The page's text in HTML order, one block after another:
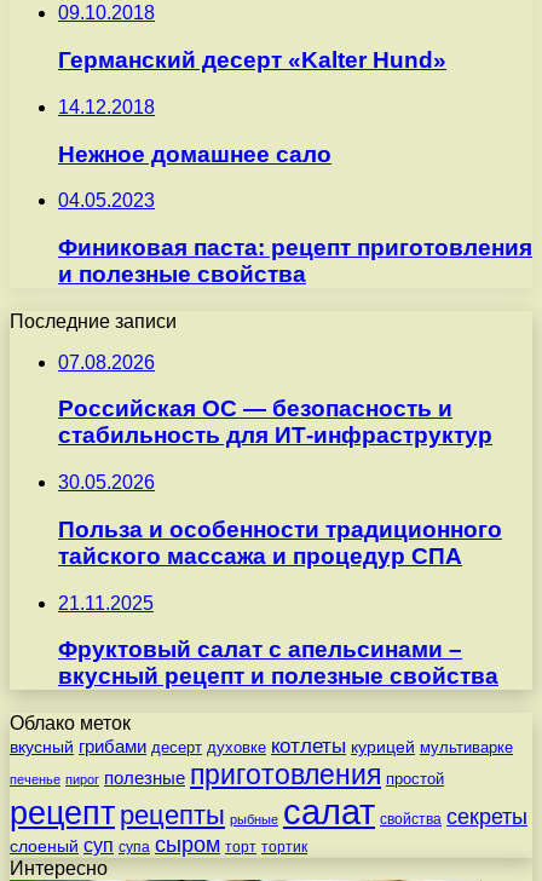
09.10.2018
Германский десерт «Kalter Hund»
14.12.2018
Нежное домашнее сало
04.05.2023
Финиковая паста: рецепт приготовления
и полезные свойства
Последние записи
07.08.2026
Российская ОС — безопасность и
стабильность для ИТ-инфраструктур
30.05.2026
Польза и особенности традиционного
тайского массажа и процедур СПА
21.11.2025
Фруктовый салат с апельсинами –
вкусный рецепт и полезные свойства
Облако меток
вкусный грибами десерт духовке котлеты курицей мультиварке
печенье пирог полезные приготовления простой
рецепт рецепты рыбные салат свойства секреты
слоеный суп супа сыром торт тортик
Интересно